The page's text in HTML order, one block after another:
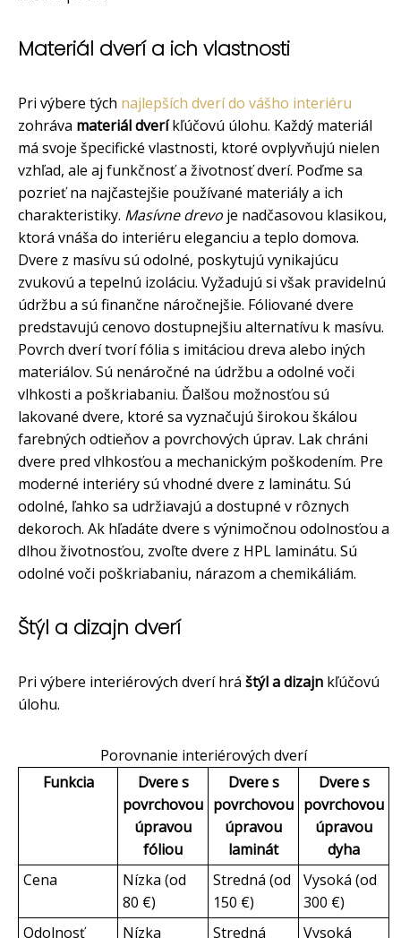
Materiál dverí a ich vlastnosti
Pri výbere tých najlepších dverí do vášho interiéru
zohráva materiál dveríkľúčovú úlohu. Každý materiál
má svoje špecifické vlastnosti, ktoré ovplyvňujú nielen
vzhľad, ale aj funkčnosť a životnosť dverí. Poďme sa
pozrieť na najčastejšie používané materiály a ich
charakteristiky. Masívne drevo je nadčasovou klasikou,
ktorá vnáša do interiéru eleganciu a teplo domova.
Dvere z masívu sú odolné, poskytujú vynikajúcu
zvukovú a tepelnú izoláciu. Vyžadujú si však pravidelnú
údržbu a sú finančne náročnejšie. Fóliované dvere
predstavujú cenovo dostupnejšiu alternatívu k masívu.
Povrch dverí tvorí fólia s imitáciou dreva alebo iných
materiálov. Sú nenáročné na údržbu a odolné voči
vlhkosti a poškriabaniu. Ďalšou možnosťou sú
lakované dvere, ktoré sa vyznačujú širokou škálou
farebných odtieňov a povrchových úprav. Lak chráni
dvere pred vlhkosťou a mechanickým poškodením. Pre
moderné interiéry sú vhodné dvere z laminátu. Sú
odolné, ľahko sa udržiavajú a dostupné v rôznych
dekoroch. Ak hľadáte dvere s výnimočnou odolnosťou a
dlhou životnosťou, zvoľte dvere z HPL laminátu. Sú
odolné voči poškriabaniu, nárazom a chemikáliám.
Štýl a dizajn dverí
Pri výbere interiérových dverí hrá štýl a dizajn kľúčovú
úlohu.
Porovnanie interiérových dverí
Funkcia
Dvere s
povrchovou
úpravou
fóliou
Dvere s
povrchovou
úpravou
laminát
Dvere s
povrchovou
úpravou
dyha
Cena
Nízka (od
80 €)
Stredná (od
150 €)
Vysoká (od
300 €)
Odolnosť
Nízka Stredná Vysoká